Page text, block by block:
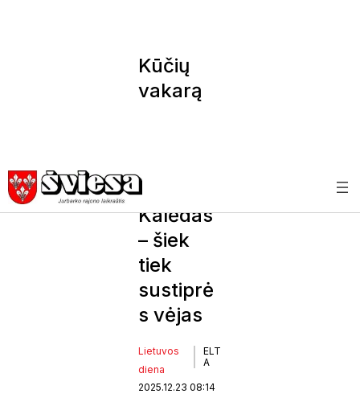
Kūčių
vakarą
tas, per
Kalėdas
– šiek
tiek
sustiprė
s vėjas
Lietuvos
diena
ELT
A
2025.12.23 08:14